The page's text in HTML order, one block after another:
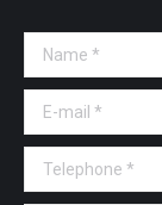
Name *
E-mail *
Telephone *